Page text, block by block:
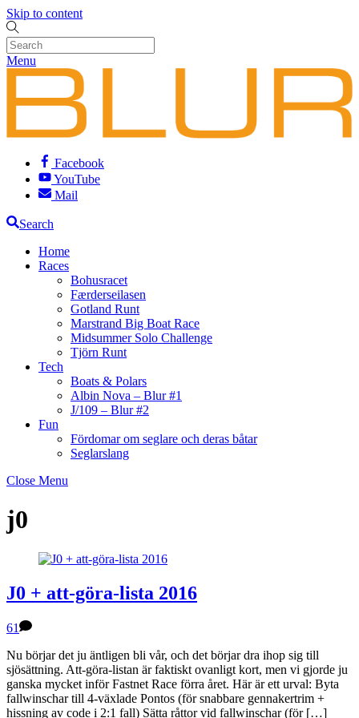
Skip to content
Menu
Facebook
YouTube
Mail
Search
Home
Races
Bohusracet
Færderseilasen
Gotland Runt
Marstrand Big Boat Race
Midsummer Solo Challenge
Tjörn Runt
Tech
Boats & Polars
Albin Nova – Blur #1
J/109 – Blur #2
Fun
Fördomar om seglare och deras båtar
Seglarslang
Close Menu
j0
J0 + att-göra-lista 2016
61
Nu börjar det ju äntligen bli vår, och det börjar dra ihop sig till
sjösättning. Att-göra-listan är faktiskt ovanligt kort, men vi gjorde ju
ganska mycket inför Fastnet Race förra året. Här är ett urval: Byta
fallwinschar till 4-växlade Pontos (för snabbare gennakertrim +
hissning av code i 2:1 fall) Sätta råttor vid fallwinschar (för […]